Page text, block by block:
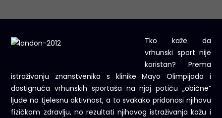
Tko kaže da
vrhunski sport nije
koristan? Prema
istraživanju znanstvenika s klinike Mayo Olimpijada i
dostignuća vrhunskih sportaša na njoj potiču „obične“
ljude na tjelesnu aktivnost, a to svakako pridonosi njihovu
fizičkom zdravlju, no rezultati njihovog istraživanja kažu i